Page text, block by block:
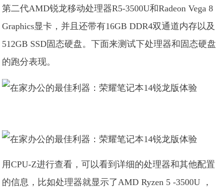
第二代AMD锐龙移动处理器R5-3500U和Radeon Vega 8
Graphics显卡，并且还带有16GB DDR4双通道内存以及
512GB SSD固态硬盘。下面来测试下处理器和固态硬盘
的跑分表现。
用CPU-Z进行查看，可以看到详细的处理器和其他配置
的信息，比如处理器就显示了AMD Ryzen 5 -3500U ，